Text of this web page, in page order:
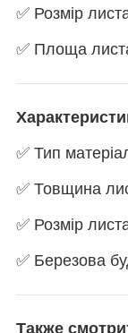
✅ Розмір
✅ Площа
✅ Тип
✅ Товщина
✅ Розмір
✅ Березова
Также